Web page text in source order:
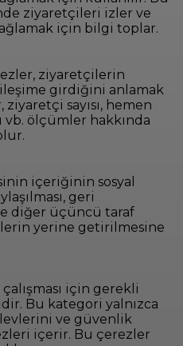
ziyaretçileri izler ve
için bilgi toplar.
ziyaretçilerin
girdiğini anlamak
sayısı, hemen
vb. ölçümler hakkında
içeriğinin sosyal
geri
diğer üçüncü taraf
yerine getirilmesine
için gerekli
Bu kategori yalnızca
ve güvenlik
içerir. Bu çerezler